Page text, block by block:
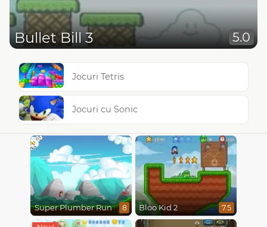
Bullet Bill 3 5.0
Jocuri Tetris
Jocuri cu Sonic
Super Plumber Run 8 Bloo Kid 2 7.5